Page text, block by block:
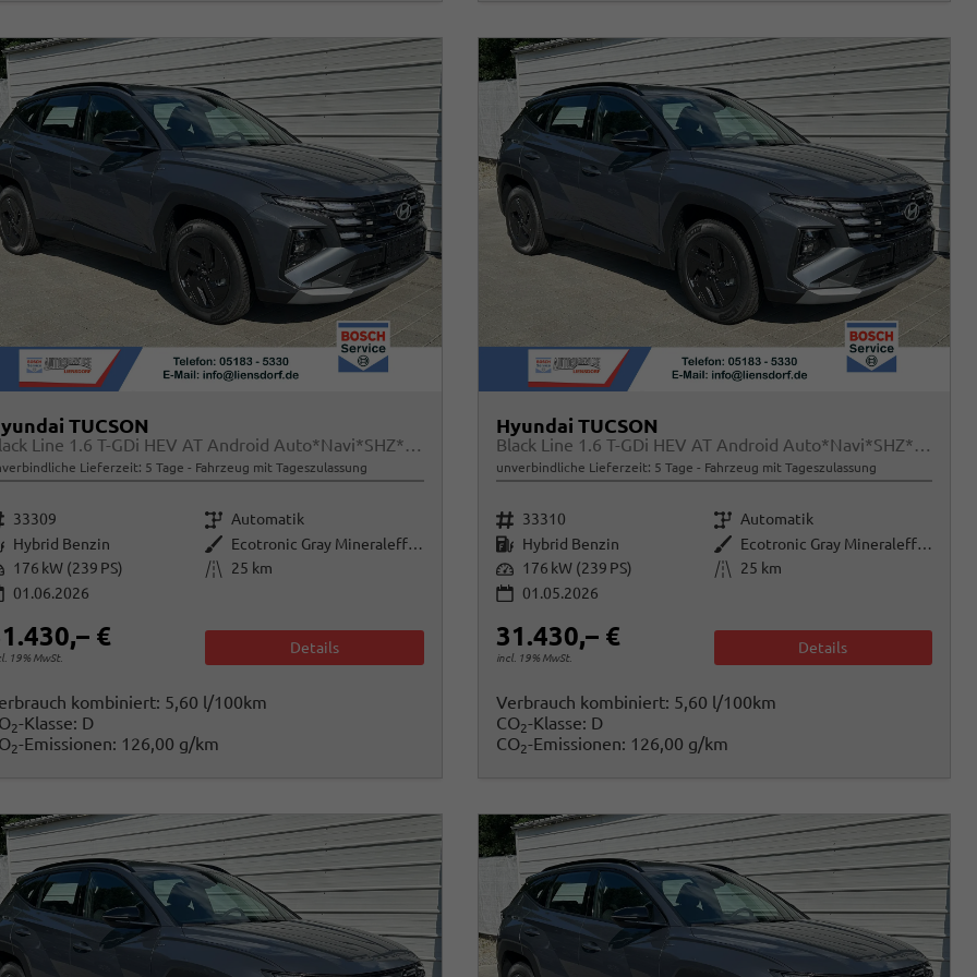
TUCSON
Black Line 1.6 T-GDi HEV AT Android Auto*Navi*SHZ*Kamera*2Z Klimaauto*
Lieferzeit: 5 Tage Fahrzeug mit Tageszulassung
33309 Getriebe Automatik
Hybrid Benzin Außenfarbe
Ecotronic Gray Mineraleffekt
176 kW (239 PS) Kilometerstand 25 km
01.06.2026
€
19% MwSt.
Details
kombiniert: 5,60 l/100km
2-Klasse: D
2-Emissionen: 126,00 g/km
Hyundai TUCSON
Black Line 1.6 T-GDi HEV AT Android Auto*Navi*SHZ*Kamera*2Z Klimaauto*
unverbindliche Lieferzeit: 5 Tage Fahrzeug mit Tageszulassung
Fahrzeugnr. 33310 Getriebe Automatik
Kraftstoff Hybrid Benzin Außenfarbe
Ecotronic Gray Mineraleffekt
Leistung 176 kW (239 PS) Kilometerstand
25 km
01.05.2026
31.430,– €
incl. 19% MwSt.
Details
Verbrauch kombiniert: 5,60 l/100km
CO2-Klasse: D
CO2-Emissionen: 126,00 g/km